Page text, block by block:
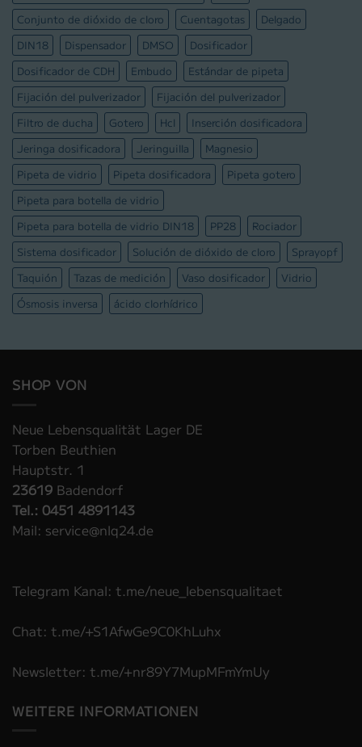
Conjunto de dióxido de cloro
Cuentagotas
Delgado
DIN18
Dispensador DMSO
Dosificador
Dosificador de CDH
Embudo
Estándar de pipeta
Fijación del pulverizador
Fijación del pulverizador
Filtro de ducha
Gotero Hcl
Inserción dosificadora
Jeringa dosificadora
Jeringuilla
Magnesio
Pipeta de vidrio
Pipeta dosificadora
Pipeta gotero
Pipeta para botella de vidrio
Pipeta para botella de vidrio DIN18
PP28
Rociador
Sistema dosificador
Solución de dióxido de cloro
Sprayopf
Taquión
Tazas de medición Vaso dosificador
Vidrio
Ósmosis inversa
ácido clorhídrico
SHOP VON
Neue Lebensqualität Lager DE
Torben Beuthien
Hauptstr. 1
23619 Badendorf
Tel.: 0451 4891143
Mail: service@nlq24.de
Telegram Kanal: t.me/neue_lebensqualitaet
Chat: t.me/+S1AfwGe9C0KhLuhx
Newsletter: t.me/+nr89Y7MupMFmYmUy
WEITERE INFORMATIONEN